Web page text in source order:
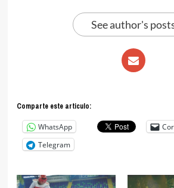
See author's
Comparte este articulo:
WhatsApp
Telegram